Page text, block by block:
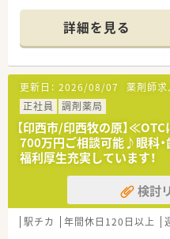
ほぼ無いため、落ち着い
■2026年現在は薬剤師2
り、地域の方々に愛され
す。
【法人特徴について】
■千葉県を中心に26店舗
クビルなど多種多様な店
す。
■地域のニーズを先取り
対応や健康相談会の定期
■中途入社の現場薬剤師
歴に関わらずキャリアア
す。
詳細を見る
更新日： 2026/08/07 薬剤師求
正社員
調剤薬局
【印西市/印西牧の原】
700万円ご相談可能♪眼科
福利厚生充実しています！
検討
駅チカ 年間休日120日以上